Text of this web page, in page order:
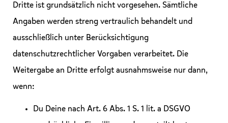
Dritte ist grundsätzlich nicht vorgesehen. Sämtliche
Angaben werden streng vertraulich behandelt und
ausschließlich unter Berücksichtigung
datenschutzrechtlicher Vorgaben verarbeitet. Die
Weitergabe an Dritte erfolgt ausnahmsweise nur dann,
wenn:
Du Deine nach Art. 6 Abs. 1 S. 1 lit. a DSGVO